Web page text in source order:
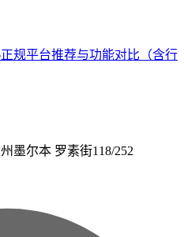
规平台推荐与功能对比（含行
墨尔本 罗素街118/252